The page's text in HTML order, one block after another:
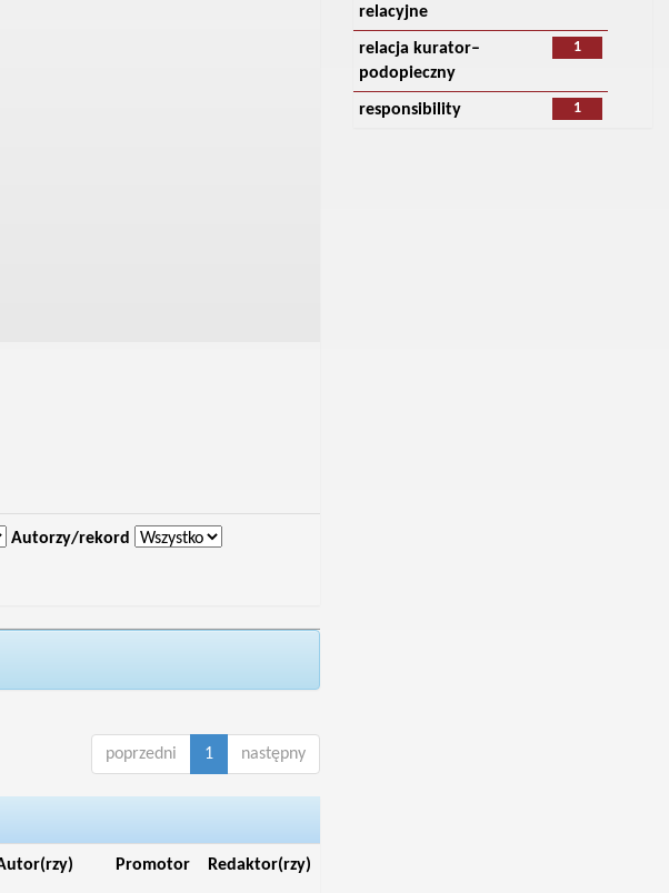
Autorzy/rekord
poprzedni 1 następny
Promotor Redaktor(rzy)
relacyjne
1
relacja kurator–
podopieczny
1
responsibility